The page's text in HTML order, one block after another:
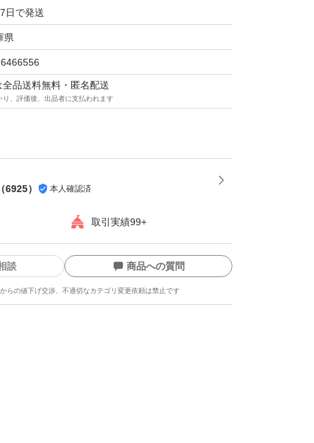
日で発送
県
品送料無料・匿名配送
り、評価後、出品者に支払われます
（6925） 本人確認済
取引実績99+
談 商品への質問
らの値下げ交渉、不適切なカテゴリ変更依頼は禁止です